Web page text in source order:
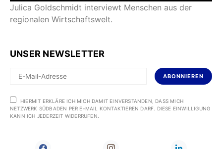
Julica Goldschmidt interviewt Menschen aus der
regionalen Wirtschaftswelt.
UNSER NEWSLETTER
ABONNIEREN
HIERMIT ERKLÄRE ICH MICH DAMIT EINVERSTANDEN, DASS MICH
NETZWERK SÜDBADEN PER E-MAIL KONTAKTIEREN DARF. DIESE EINWILLIGUNG
KANN ICH JEDERZEIT WIDERRUFEN.